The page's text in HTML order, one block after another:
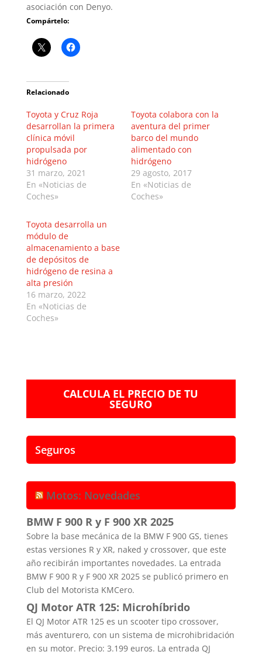
asociación con Denyo.
Compártelo:
Relacionado
Toyota y Cruz Roja
desarrollan la primera
clínica móvil
propulsada por
hidrógeno
31 marzo, 2021
En «Noticias de
Coches»
Toyota colabora con la
aventura del primer
barco del mundo
alimentado con
hidrógeno
29 agosto, 2017
En «Noticias de
Coches»
Toyota desarrolla un
módulo de
almacenamiento a base
de depósitos de
hidrógeno de resina a
alta presión
16 marzo, 2022
En «Noticias de
Coches»
CALCULA EL PRECIO DE TU
SEGURO
Seguros
Motos: Novedades
BMW F 900 R y F 900 XR 2025
Sobre la base mecánica de la BMW F 900 GS, tienes
estas versiones R y XR, naked y crossover, que este
año recibirán importantes novedades. La entrada
BMW F 900 R y F 900 XR 2025 se publicó primero en
Club del Motorista KMCero.
QJ Motor ATR 125: Microhíbrido
El QJ Motor ATR 125 es un scooter tipo crossover,
más aventurero, con un sistema de microhibridación
en su motor. Precio: 3.199 euros. La entrada QJ